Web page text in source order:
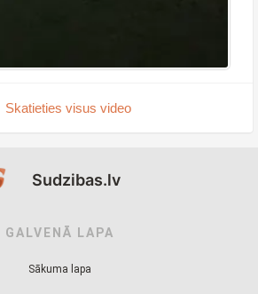
Skatieties visus video
Sudzibas.lv
GALVENĀ LAPA
Sākuma lapa